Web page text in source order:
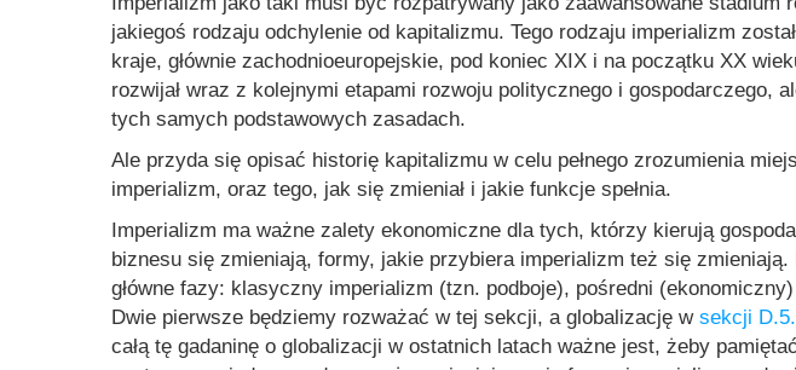
jakiegoś rodzaju odchylenie od kapitalizmu. Tego rodzaju imperializm
kraje, głównie zachodnioeuropejskie, pod koniec XIX i na początku XX
rozwijał wraz z kolejnymi etapami rozwoju politycznego i gospodarczego,
tych samych podstawowych zasadach.
Ale przyda się opisać historię kapitalizmu w celu pełnego zrozumienia
imperializm, oraz tego, jak się zmieniał i jakie funkcje spełnia.
Imperializm ma ważne zalety ekonomiczne dla tych, którzy kierują
biznesu się zmieniają, formy, jakie przybiera imperializm też się
główne fazy: klasyczny imperializm (tzn. podboje), pośredni
Dwie pierwsze będziemy rozważać w tej sekcji, a globalizację w sekcji
całą tę gadaninę o globalizacji w ostatnich latach ważne jest, żeby